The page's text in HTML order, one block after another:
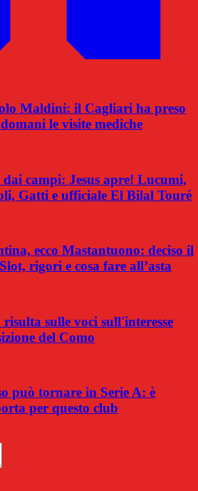
Maldini: il Cagliari ha preso
le visite mediche
campi: Jesus apre! Lucumi,
Gatti e ufficiale El Bilal Touré
ecco Mastantuono: deciso il
rigori e cosa fare all’asta
sulle voci sull'interesse
del Como
può tornare in Serie A: è
per questo club